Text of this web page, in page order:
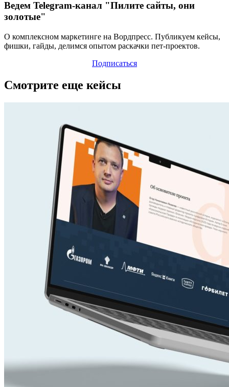
Ведем Telegram-канал "Пилите сайты, они
золотые"
О комплексном маркетинге на Вордпресс. Публикуем кейсы,
фишки, гайды, делимся опытом раскачки пет-проектов.
Подписаться
Смотрите еще кейсы